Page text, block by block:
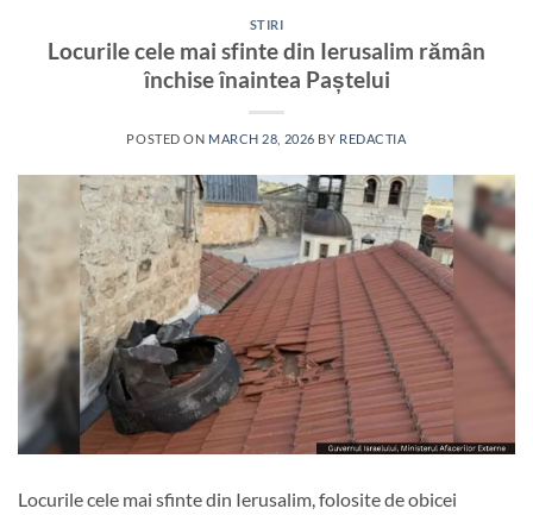
STIRI
Locurile cele mai sfinte din Ierusalim rămân
închise înaintea Paștelui
POSTED ON MARCH 28, 2026 BY REDACTIA
Locurile cele mai sfinte din Ierusalim, folosite de obicei